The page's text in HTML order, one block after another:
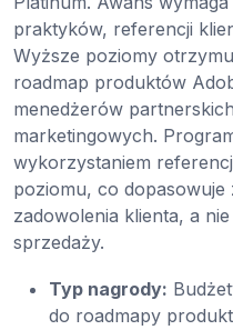
praktyków, referencji
Wyższe poziomy
roadmap produktów
menedżerów
marketingowych.
wykorzystaniem
poziomu, co
zadowolenia klienta, a
sprzedaży.
Typ nagrody:
do roadmapy